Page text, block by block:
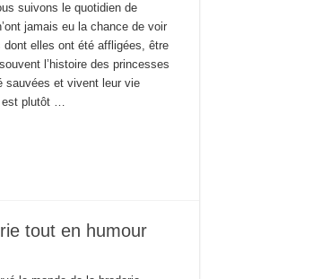
suivons le quotidien de
jamais eu la chance de voir
dont elles ont été affligées, être
l’histoire des princesses
sauvées et vivent leur vie
est plutôt …
tout en humour